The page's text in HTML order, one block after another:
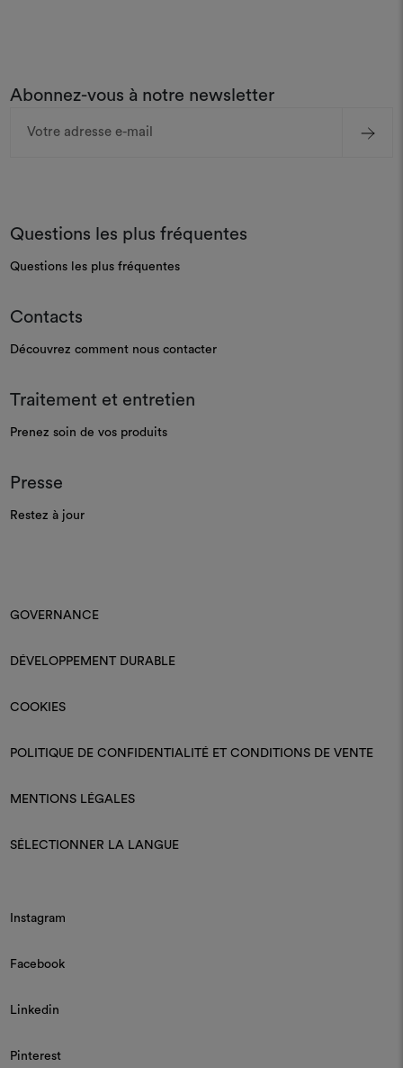
Abonnez-vous à notre newsletter
Questions les plus fréquentes
Questions les plus fréquentes
Contacts
Découvrez comment nous contacter
Traitement et entretien
Prenez soin de vos produits
Presse
Restez à jour
GOVERNANCE
DÉVELOPPEMENT DURABLE
COOKIES
POLITIQUE DE CONFIDENTIALITÉ ET CONDITIONS DE VENTE
MENTIONS LÉGALES
SÉLECTIONNER LA LANGUE
Instagram
Facebook
Linkedin
Pinterest